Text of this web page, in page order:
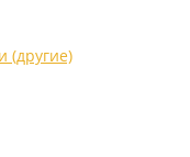
(другие)